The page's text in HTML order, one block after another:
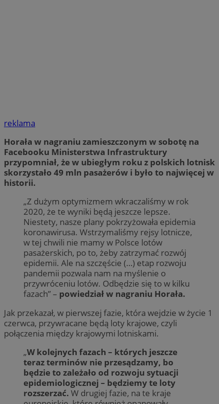
reklama
Horała w nagraniu zamieszczonym w sobotę na
Facebooku Ministerstwa Infrastruktury
przypomniał, że w ubiegłym roku z polskich lotnisk
skorzystało 49 mln pasażerów i było to najwięcej w
historii.
„Z dużym optymizmem wkraczaliśmy w rok
2020, że te wyniki będą jeszcze lepsze.
Niestety, nasze plany pokrzyżowała epidemia
koronawirusa. Wstrzymaliśmy rejsy lotnicze,
w tej chwili nie mamy w Polsce lotów
pasażerskich, po to, żeby zatrzymać rozwój
epidemii. Ale na szczęście (…) etap rozwoju
pandemii pozwala nam na myślenie o
przywróceniu lotów. Odbędzie się to w kilku
fazach” – powiedział w nagraniu Horała.
Jak przekazał, w pierwszej fazie, która wejdzie w życie 1
czerwca, przywracane będą loty krajowe, czyli
połączenia między krajowymi lotniskami.
„W kolejnych fazach – których jeszcze
teraz terminów nie przesądzamy, bo
będzie to zależało od rozwoju sytuacji
epidemiologicznej – będziemy te loty
rozszerzać. W drugiej fazie, na te kraje